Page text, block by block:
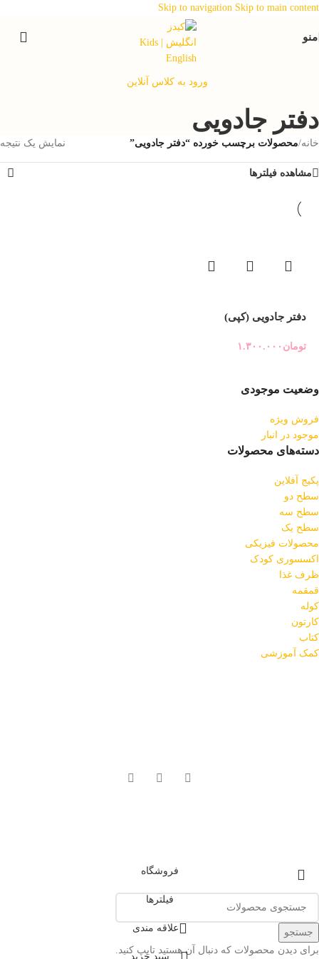
Skip to navigation Skip to main content
منو
ورود به کلاس آنلاین
دفتر جادویی
وضعیت موجودی
فروش ویژه
موجود در انبار
دسته‌های محصولات
پکیج آفلاین
سطح دو
سطح سه
سطح یک
محصولات فیزیکی
اکسسوری کودک
ظرف غذا
قمقمه
کوله
کارتون
کتاب
کمک آموزشی
خانه/محصولات برچسب خورده “دفتر جادویی” نمایش یک نتیجه
مشاهده فیلترها
دفتر جادویی (کپی)
تومان ۱.۳۰۰.۰۰۰
جستجو
برای دیدن محصولات که دنبال آن هستید تایپ کنید.
فروشگاه
فیلترها
علاقه مندی
سبد خرید